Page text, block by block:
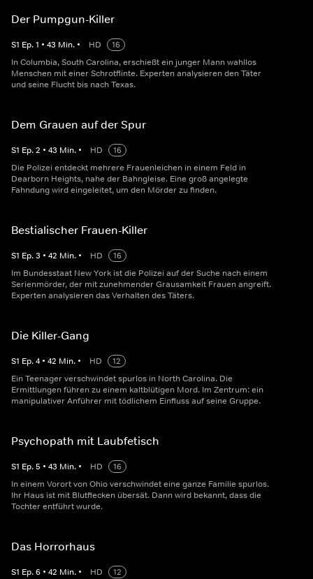
Der Pumpgun-Killer
S1 Ep.1 • 43 Min. • HD
16
In Columbia, South Carolina, erschießt ein junger Mann wahllos
Menschen mit einer Schrotflinte. Experten analysieren den Täter
und seine Flucht bis nach Texas.
Dem Grauen auf der Spur
S1 Ep.2 • 43 Min. • HD
16
Die Polizei entdeckt mehrere Frauenleichen in einem Feld in
Dearborn Heights, nahe der Bahngleise. Eine groß angelegte
Fahndung wird eingeleitet, um den Mörder zu finden.
Bestialischer Frauen-Killer
S1 Ep.3 • 42 Min. • HD
16
Im Bundesstaat New York ist die Polizei auf der Suche nach einem
Serienmörder, der mit zunehmender Grausamkeit Frauen angreift.
Experten analysieren das Verhalten des Täters.
Die Killer-Gang
S1 Ep.4 • 42 Min. • HD
12
Ein Teenager verschwindet spurlos in North Carolina. Die
Ermittlungen führen zu einem kaltblütigen Mord. Im Zentrum: ein
manipulativer Anführer mit tödlichem Einfluss auf seine Gruppe.
Psychopath mit Laubfetisch
S1 Ep.5 • 43 Min. • HD
16
In einem Vorort von Ohio verschwindet eine ganze Familie spurlos.
Ihr Haus ist mit Blutflecken übersät. Dann wird bekannt, dass die
Tochter entführt wurde.
Das Horrorhaus
S1 Ep.6 • 42 Min. • HD
12